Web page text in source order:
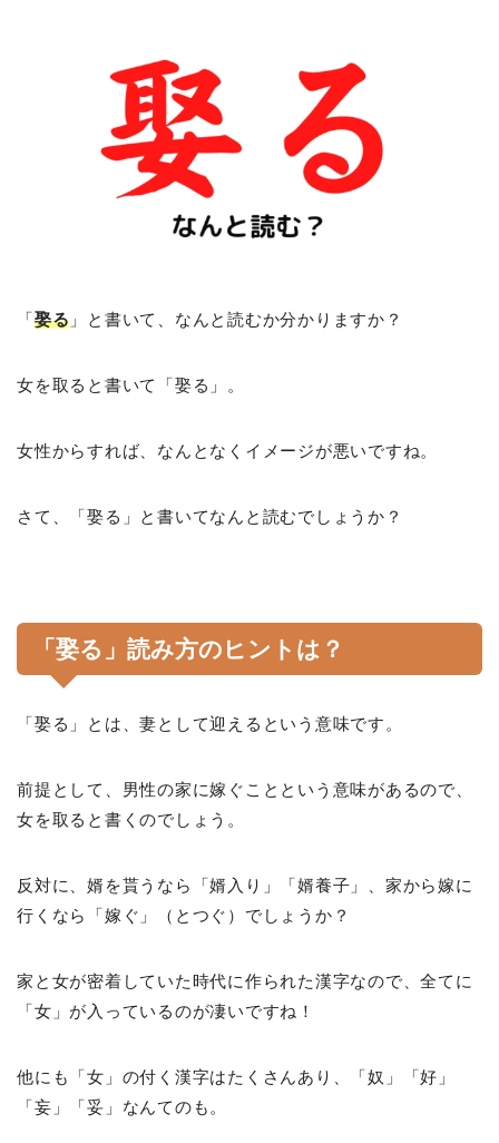
「娶る 」と書いて、なんと読むか分かりますか？
女を取ると書いて「娶る」。
女性からすれば、なんとなくイメージが悪いですね。
さて、「娶る」と書いてなんと読むでしょうか？
「娶る」読み方のヒントは？
「娶る」とは、妻として迎えるという意味です。
前提として、男性の家に嫁ぐことという意味があるので、
女を取ると書くのでしょう。
反対に、婿を貰うなら「婿入り」「婿養子」、家から嫁に
行くなら「嫁ぐ」（とつぐ）でしょうか？
家と女が密着していた時代に作られた漢字なので、全てに
「女」が入っているのが凄いですね！
他にも「女」の付く漢字はたくさんあり、「奴」「好」
「妄」「妥」なんてのも。